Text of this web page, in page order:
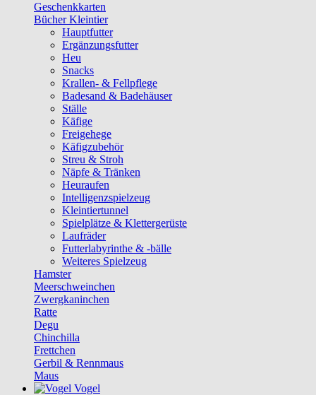
Geschenkkarten
Bücher Kleintier
Hauptfutter
Ergänzungsfutter
Heu
Snacks
Krallen- & Fellpflege
Badesand & Badehäuser
Ställe
Käfige
Freigehege
Käfigzubehör
Streu & Stroh
Näpfe & Tränken
Heuraufen
Intelligenzspielzeug
Kleintiertunnel
Spielplätze & Klettergerüste
Laufräder
Futterlabyrinthe & -bälle
Weiteres Spielzeug
Hamster
Meerschweinchen
Zwergkaninchen
Ratte
Degu
Chinchilla
Frettchen
Gerbil & Rennmaus
Maus
Vogel